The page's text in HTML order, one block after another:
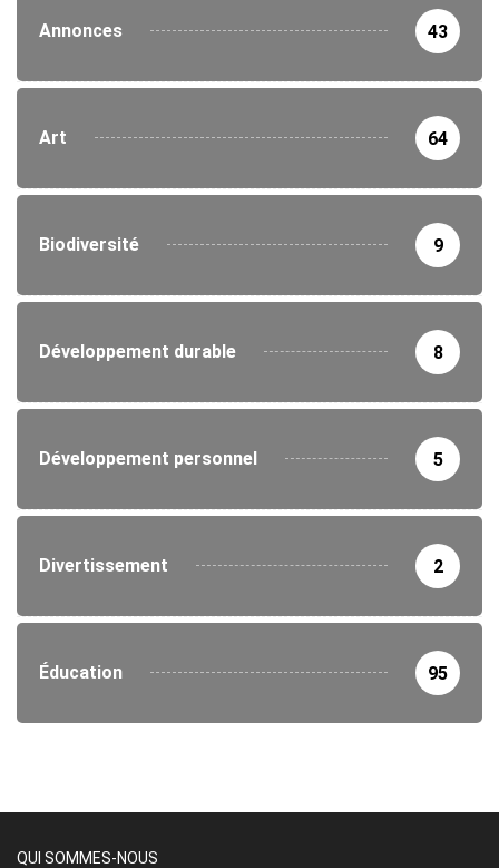
Annonces 43
Art 64
Biodiversité 9
Développement durable 8
Développement personnel 5
Divertissement 2
Éducation 95
QUI SOMMES-NOUS